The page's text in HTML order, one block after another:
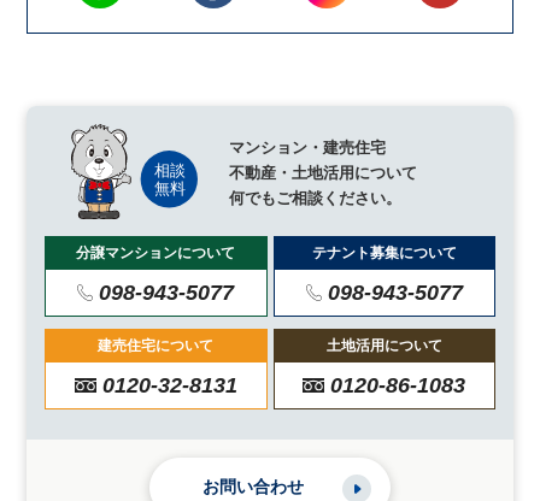
マンション・建売住宅
不動産・土地活用について
何でもご相談ください。
分譲マンションについて
098-943-5077
テナント募集について
098-943-5077
建売住宅について
0120-32-8131
土地活用について
0120-86-1083
お問い合わせ